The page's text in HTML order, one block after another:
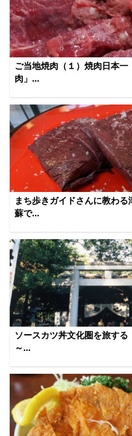
ご当地焼肉（１）焼肉日本一
肉」...
まち歩きガイドさんに教わ
蘇で...
ソースカツ丼文化圏を旅する
～...